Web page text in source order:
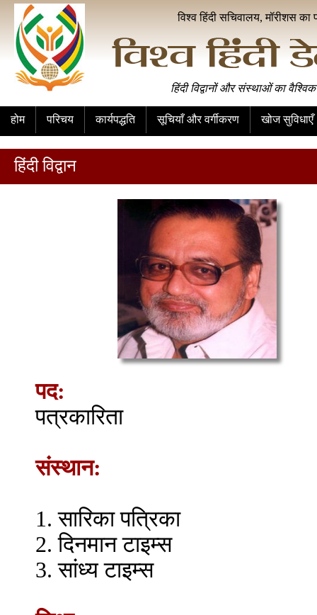
विश्व हिंदी सचिवालय, मॉरीशस का
हिंदी विद्वानों और संस्थाओं का
होम परिचय कार्यपद्धति सूचियाँ और वर्गीकरण खोज सुविधाएँ
हिंदी विद्वान
पद:
पत्रकारिता
संस्थान:
1. सारिका पत्रिका
2. दिनमान टाइम्स
3. सांध्य टाइम्स